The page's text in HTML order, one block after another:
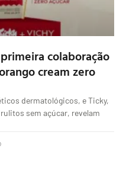
colaboração
cream zero
dermatológicos, e Ticky,
sem açúcar, revelam